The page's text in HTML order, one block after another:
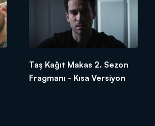
Taş Kağıt Makas 2. Sezon
Fragmanı - Kısa Versiyon